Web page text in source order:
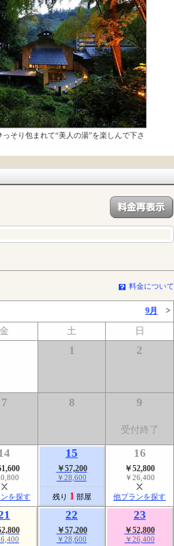
そり包まれて“美人の湯”を楽しんで下さ
料金について
9月 >
金 土 日
1 2
7 8 9
受付終了
を探す
15
￥57,200
￥28,600
残り 1 部屋
16
￥52,800
￥26,400
他プランを探す
22
￥57,200
￥28,600
23
￥52,800
￥26,400